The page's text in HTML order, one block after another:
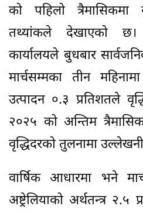
को पहिलो
तथ्यांकले देखाएको छ।
कार्यालयले बुधबार
मार्चसम्मका तीन
उत्पादन ०.३ प्रतिशतले
२०२५ को अन्तिम
वृद्धिदरको तुलनामा
वार्षिक आधारमा भने
अष्ट्रेलियाको अर्थतन्त्र